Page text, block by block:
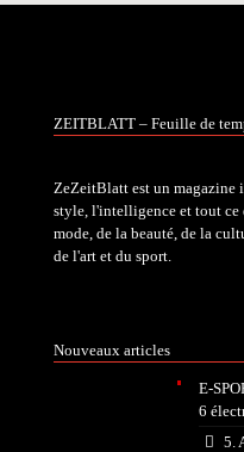
ZEITBLATT – Feuille de
ZeZeitBlatt est un magazine
style, l'intelligence et tout ce
mode, de la beauté, de la
de l'art et du sport.
Nouveaux articles
E-
6
5.